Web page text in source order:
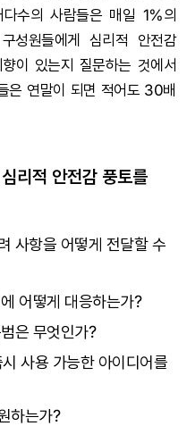
수의 사람들은 매일 1%의
성원들에게 심리적 안전감
이 있는지 질문하는 것에서
은 연말이 되면 적어도 30배
리적 안전감 풍토를
사항을 어떻게 전달할 수
어떻게 대응하는가?
은 무엇인가?
사용 가능한 아이디어를
하는가?